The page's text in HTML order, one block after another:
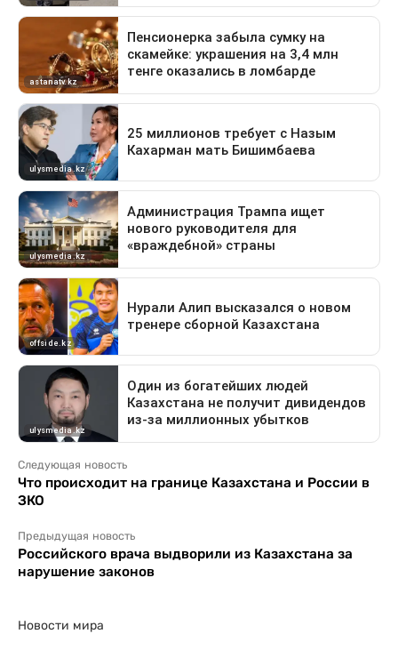
Следующая новость
Что происходит на границе Казахстана и России в
ЗКО
Предыдущая новость
Российского врача выдворили из Казахстана за
нарушение законов
Новости мира